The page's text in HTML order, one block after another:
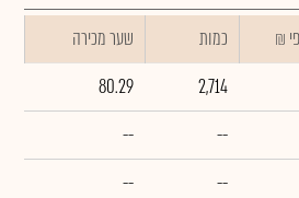
כמות
שער מכירה
2,714
80.29
--
--
--
--